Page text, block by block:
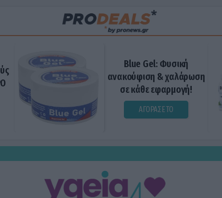
Blue Gel: Φυσική
ανακούφιση & χαλάρωση
σε κάθε εφαρμογή!
ΑΓΟΡΑΣΕ ΤΟ